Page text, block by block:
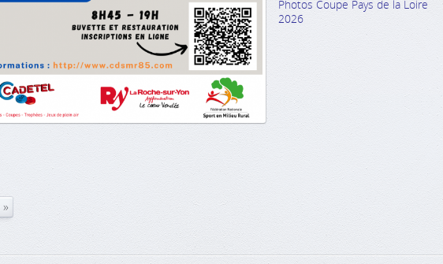
Photos Coupe Pays de la Loire
2026